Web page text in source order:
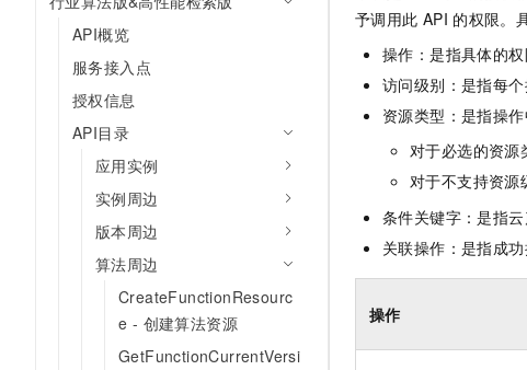
API概览
服务接入点
授权信息
API目录
应用实例
实例周边
版本周边
算法周边
CreateFunctionResourc
e - 创建算法资源
GetFunctionCurrentVersi
予调用此 API 的权限。
操作：是指具体的权
访问级别：是指每
资源类型：是指操
对于必选的资源
对于不支持资源
条件关键字：是指云
关联操作：是指成
操作
千问AI平台-模型体验
在线体验全尺寸、多种模态的模
Happy 系列大模型
大模型解决方案
快速部署 Dify，高效搭建 AI
媒体服务
企业服务与云通信
域名与网站
终端用户计算
Serverless
开发工具
政企业务
助力企业全员 AI 认知与能力提升
行业生态解决方案
开发者生态解决方案